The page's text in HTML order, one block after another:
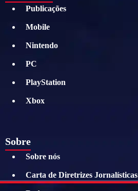
Publicações
Mobile
Nintendo
PC
PlayStation
Xbox
Sobre
Sobre nós
Carta de Diretrizes Jornalísticas